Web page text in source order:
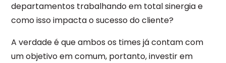
departamentos trabalhando em total sinergia e
como isso impacta o sucesso do cliente?
A verdade é que ambos os times já contam com
um objetivo em comum, portanto, investir em